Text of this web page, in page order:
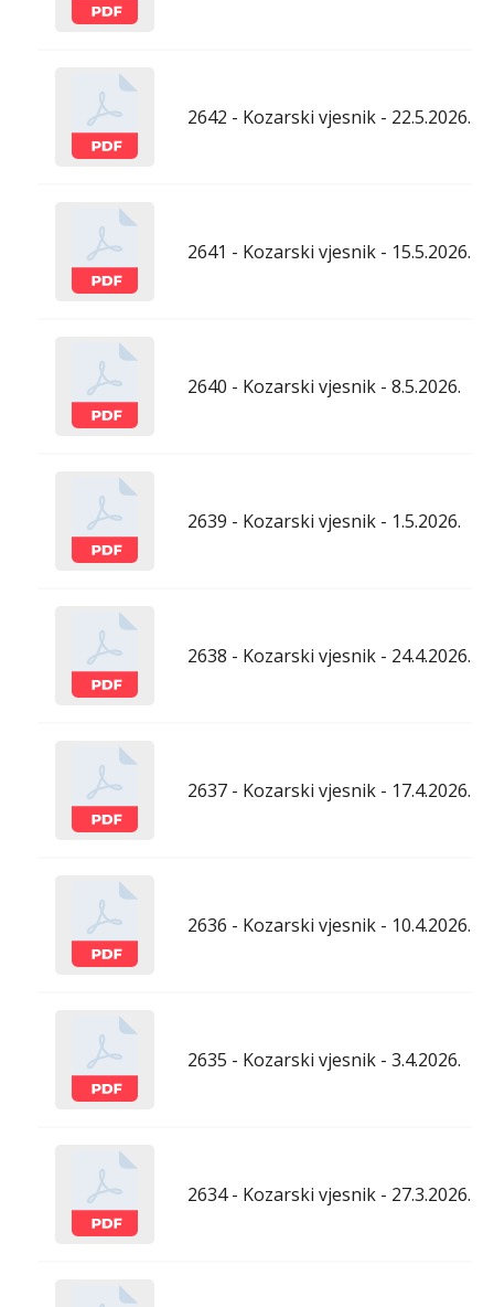
2642 - Kozarski vjesnik - 22.5.2026.
2641 - Kozarski vjesnik - 15.5.2026.
2640 - Kozarski vjesnik - 8.5.2026.
2639 - Kozarski vjesnik - 1.5.2026.
2638 - Kozarski vjesnik - 24.4.2026.
2637 - Kozarski vjesnik - 17.4.2026.
2636 - Kozarski vjesnik - 10.4.2026.
2635 - Kozarski vjesnik - 3.4.2026.
2634 - Kozarski vjesnik - 27.3.2026.